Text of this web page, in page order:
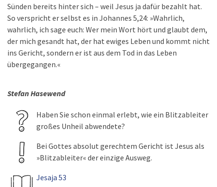
Sünden bereits hinter sich – weil Jesus ja dafür bezahlt hat.
So verspricht er selbst es in Johannes 5,24: »Wahrlich,
wahrlich, ich sage euch: Wer mein Wort hört und glaubt dem,
der mich gesandt hat, der hat ewiges Leben und kommt nicht
ins Gericht, sondern er ist aus dem Tod in das Leben
übergegangen.«
Stefan Hasewend
Haben Sie schon einmal erlebt, wie ein Blitzableiter
großes Unheil abwendete?
Bei Gottes absolut gerechtem Gericht ist Jesus als
»Blitzableiter« der einzige Ausweg.
Jesaja 53